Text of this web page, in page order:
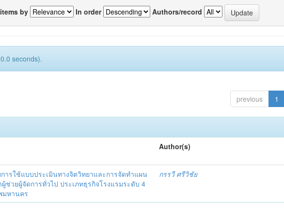
by In order Authors/record
seconds).
previous 1
Author(s)
ารใช้แบบประเมินทางจิตวิทยาและการจัดทำแผน
วยผู้จัดการทั่วไป ประเภทธุรกิจโรงแรมระดับ 4
มหานคร
กรรวี ศรีวิชัย